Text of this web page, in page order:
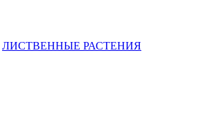
ЛИСТВЕННЫЕ РАСТЕНИЯ